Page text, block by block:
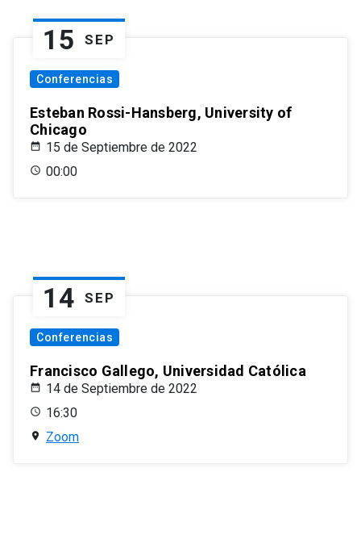
15 SEP
Conferencias
Esteban Rossi-Hansberg, University of
Chicago
15 de Septiembre de 2022
00:00
14 SEP
Conferencias
Francisco Gallego, Universidad Católica
14 de Septiembre de 2022
16:30
Zoom